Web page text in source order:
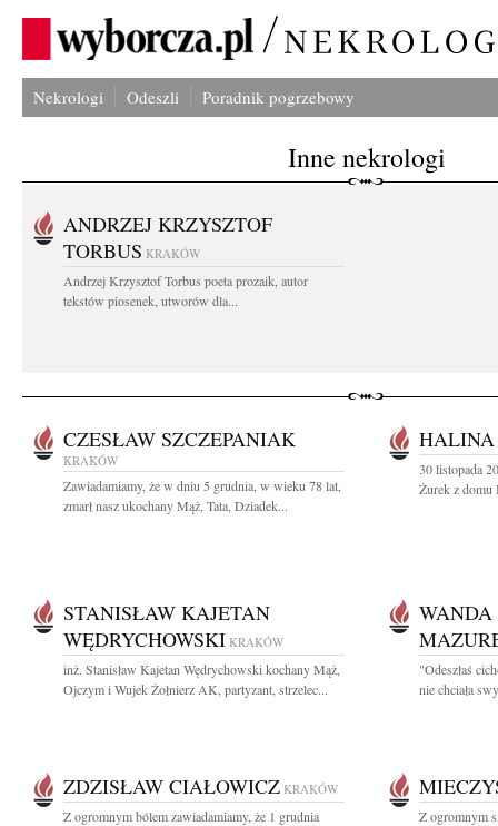
Nekrologi Odeszli Poradnik pogrzebowy
Inne nekrologi
ANDRZEJ KRZYSZTOF
TORBUS KRAKÓW
Andrzej Krzysztof Torbus poeta prozaik, autor
tekstów piosenek, utworów dla...
CZESŁAW SZCZEPANIAK
KRAKÓW
Zawiadamiamy, że w dniu 5 grudnia, w wieku 78 lat,
zmarł nasz ukochany Mąż, Tata, Dziadek...
30 listopada
Żurek z domu
STANISŁAW KAJETAN
WĘDRYCHOWSKI KRAKÓW
inż. Stanisław Kajetan Wędrychowski kochany Mąż,
Ojczym i Wujek Żołnierz AK, partyzant, strzelec...
"Odeszłaś
nie chciała
ZDZISŁAW CIAŁOWICZ KRAKÓW
Z ogromnym bólem zawiadamiamy, że 1 grudnia
Z ogromnym